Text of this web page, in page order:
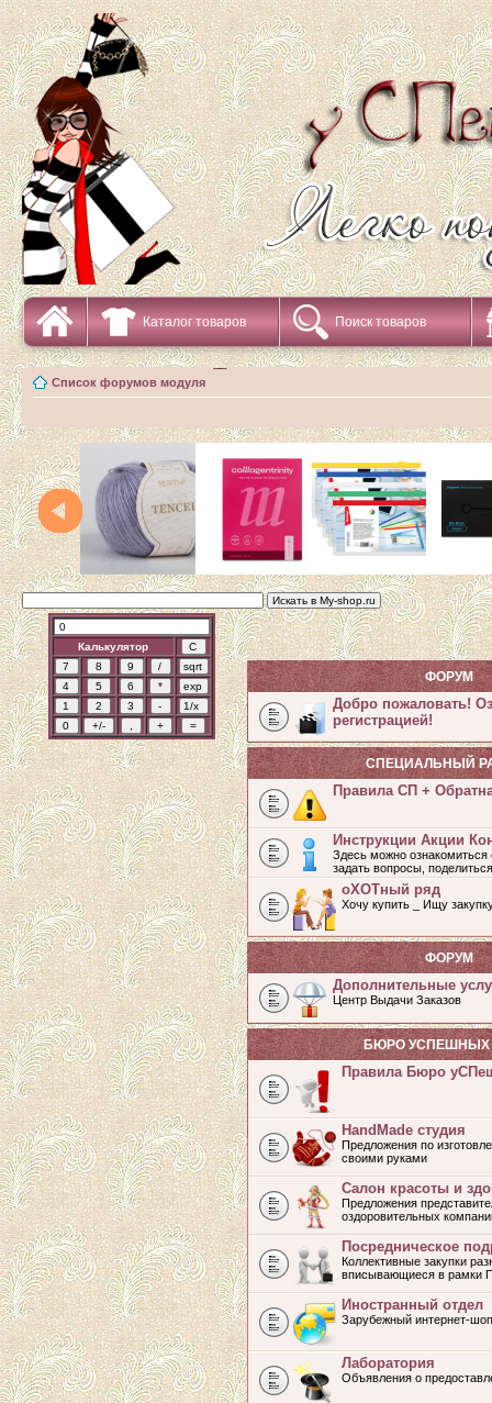
Каталог товаров Поиск товаров
Список форумов модуля
Калькулятор
ФОРУМ
Добро пожаловать!
регистрацией!
СПЕЦИАЛЬНЫЙ
Правила СП +
Инструкции Акции
Здесь можно
задать вопросы,
оХОТный ряд
Хочу купить _ Ищу
ФОРУМ
Дополнительные
Центр Выдачи Заказов
БЮРО УСПЕШНЫХ
Правила Бюро
HandMade студия
Предложения по
своими руками
Салон красоты и
Предложения
оздоровительных
Посредническое
Коллективные закупки
вписывающиеся в рамки
Иностранный отдел
Зарубежный интернет-
Лаборатория
Объявления о